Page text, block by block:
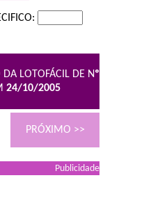
DA LOTOFÁCIL DE Nº
24/10/2005
PRÓXIMO >>
Publicidade